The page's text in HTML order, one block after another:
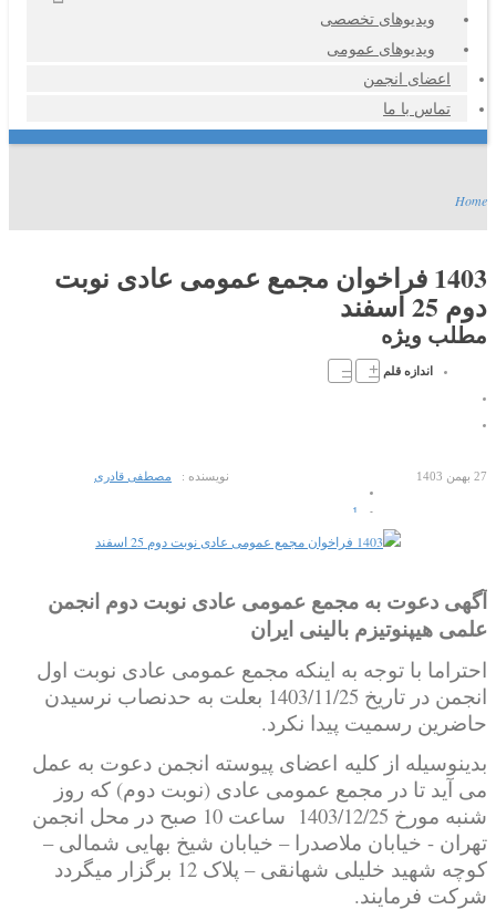
ویدیوهای تخصصی
ویدیوهای عمومی
اعضای انجمن
تماس با ما
Home
1403 فراخوان مجمع عمومی عادی نوبت
دوم 25 اسفند
مطلب ویژه
اندازه قلم +
–
27 بهمن 1403
1
نویسنده : مصطفی قادری
آگهی دعوت به مجمع عمومی عادی نوبت دوم انجمن
علمی هیپنوتیزم بالینی ایران
احتراما با توجه به اینکه مجمع عمومی عادی نوبت اول
انجمن در تاریخ 1403/11/25 بعلت به حدنصاب نرسیدن
حاضرین رسمیت پیدا نکرد.
بدینوسیله از کلیه اعضای پیوسته انجمن دعوت به عمل
می آید تا در مجمع عمومی عادی (نوبت دوم) که روز
شنبه مورخ 1403/12/25 ساعت 10 صبح در محل انجمن
تهران - خیابان ملاصدرا – خیابان شیخ بهایی شمالی –
کوچه شهید خلیلی شهانقی – پلاک 12 برگزار میگردد
شرکت فرمایند.